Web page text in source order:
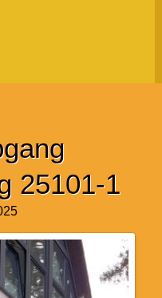
25101-1